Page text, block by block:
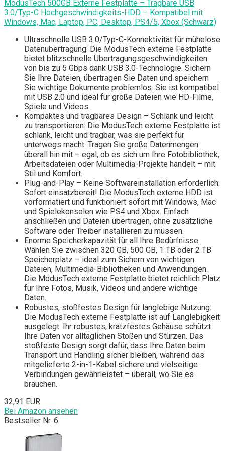
ModusTech 500GB Externe Festplatte – Tragbare USB
3.0/Typ-C Hochgeschwindigkeits-HDD – Kompatibel mit
Windows, Mac, Laptop, PC, Desktop, PS4/5, Xbox (Schwarz)
Ultraschnelle USB 3.0/Typ-C-Konnektivität für mühelose
Datenübertragung: Die ModusTech externe Festplatte
bietet blitzschnelle Übertragungsgeschwindigkeiten
von bis zu 5 Gbps dank USB 3.0-Technologie. Sichern
Sie Ihre Dateien, übertragen Sie Daten und speichern
Sie wichtige Dokumente problemlos. Sie ist kompatibel
mit USB 2.0 und ideal für große Dateien wie HD-Filme,
Spiele und Videos.
Kompaktes und tragbares Design – Schlank und leicht
zu transportieren: Die ModusTech externe Festplatte ist
schlank, leicht und tragbar, was sie perfekt für
unterwegs macht. Tragen Sie große Datenmengen
überall hin mit – egal, ob es sich um Ihre Fotobibliothek,
Arbeitsdateien oder Multimedia-Projekte handelt – mit
Stil und Komfort.
Plug-and-Play – Keine Softwareinstallation erforderlich:
Sofort einsatzbereit! Die ModusTech externe HDD ist
vorformatiert und funktioniert sofort mit Windows, Mac
und Spielekonsolen wie PS4 und Xbox. Einfach
anschließen und Dateien übertragen, ohne zusätzliche
Software oder Treiber installieren zu müssen.
Enorme Speicherkapazität für all Ihre Bedürfnisse:
Wählen Sie zwischen 320 GB, 500 GB, 1 TB oder 2 TB
Speicherplatz – ideal zum Sichern von wichtigen
Dateien, Multimedia-Bibliotheken und Anwendungen.
Die ModusTech externe Festplatte bietet reichlich Platz
für Ihre Fotos, Musik, Videos und andere wichtige
Daten.
Robustes, stoßfestes Design für langlebige Nutzung:
Die ModusTech externe Festplatte ist auf Langlebigkeit
ausgelegt. Ihr robustes, kratzfestes Gehäuse schützt
Ihre Daten vor alltäglichen Stößen und Stürzen. Das
stoßfeste Design sorgt dafür, dass Ihre Daten beim
Transport und Handling sicher bleiben, während das
mitgelieferte 2-in-1-Kabel sichere und vielseitige
Verbindungen gewährleistet – überall, wo Sie es
brauchen.
32,91 EUR
Bei Amazon ansehen
Bestseller Nr. 6